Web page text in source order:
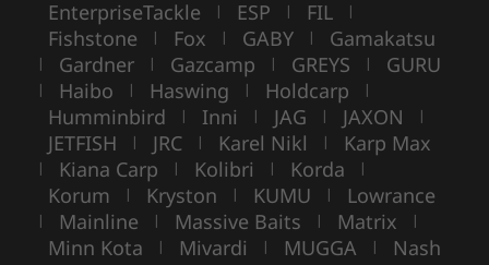
EnterpriseTackle | ESP | FIL |
Fishstone | Fox | GABY | Gamakatsu
| Gardner | Gazcamp | GREYS | GURU
| Haibo | Haswing | Holdcarp |
Humminbird | Inni | JAG | JAXON |
JETFISH | JRC | Karel Nikl | Karp Max
| Kiana Carp | Kolibri | Korda |
Korum | Kryston | KUMU | Lowrance
| Mainline | Massive Baits | Matrix |
Minn Kota | Mivardi | MUGGA | Nash